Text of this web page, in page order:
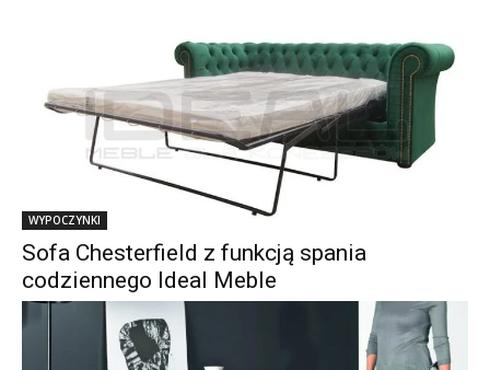
WYPOCZYNKI
Sofa Chesterfield z funkcją spania
codziennego Ideal Meble